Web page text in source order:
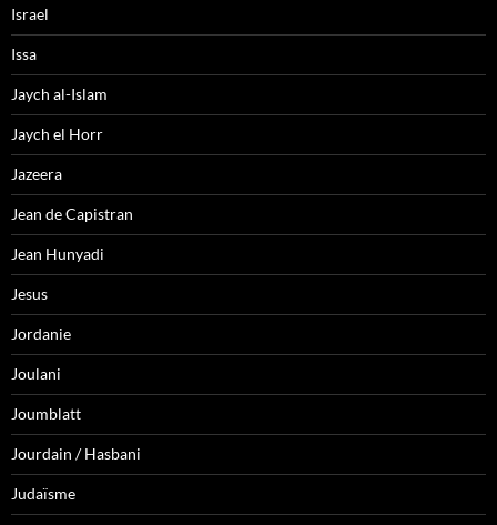
Israel
Issa
Jaych al-Islam
Jaych el Horr
Jazeera
Jean de Capistran
Jean Hunyadi
Jesus
Jordanie
Joulani
Joumblatt
Jourdain / Hasbani
Judaïsme